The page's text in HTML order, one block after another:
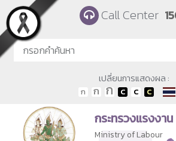
Skip to main content Call Center
เปลี่ยนการแสดงผล :
กระทรวงแรงงาน
Ministry of Labour